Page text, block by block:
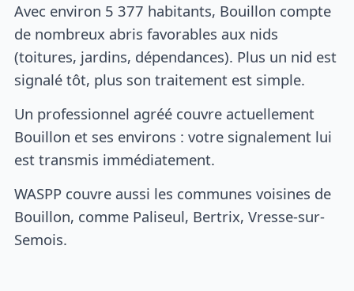
Avec environ 5 377 habitants, Bouillon compte
de nombreux abris favorables aux nids
(toitures, jardins, dépendances). Plus un nid est
signalé tôt, plus son traitement est simple.
Un professionnel agréé couvre actuellement
Bouillon et ses environs : votre signalement lui
est transmis immédiatement.
WASPP couvre aussi les communes voisines de
Bouillon, comme Paliseul, Bertrix, Vresse-sur-
Semois.